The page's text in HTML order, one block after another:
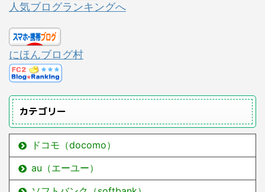
人気ブログランキングへ
にほんブログ村
カテゴリー
ドコモ（docomo）
au（エーユー）